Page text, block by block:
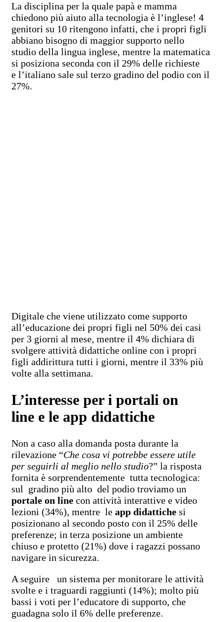
La disciplina per la quale papà e mamma
chiedono più aiuto alla tecnologia è l’inglese! 4
genitori su 10 ritengono infatti, che i propri figli
abbiano bisogno di maggior supporto nello
studio della lingua inglese, mentre la matematica
si posiziona seconda con il 29% delle richieste
e l’italiano sale sul terzo gradino del podio con il
27%.
Digitale che viene utilizzato come supporto
all’educazione dei propri figli nel 50% dei casi
per 3 giorni al mese, mentre il 4% dichiara di
svolgere attività didattiche online con i propri
figli addirittura tutti i giorni, mentre il 33% più
volte alla settimana.
L’interesse per i portali on
line e le app didattiche
Non a caso alla domanda posta durante la
rilevazione “Che cosa vi potrebbe essere utile
per seguirli al meglio nello studio?” la risposta
fornita è sorprendentemente tutta tecnologica:
sul gradino più alto del podio troviamo un
portale on line con attività interattive e video
lezioni (34%), mentre le app didattiche si
posizionano al secondo posto con il 25% delle
preferenze; in terza posizione un ambiente
chiuso e protetto (21%) dove i ragazzi possano
navigare in sicurezza.
A seguire un sistema per monitorare le attività
svolte e i traguardi raggiunti (14%); molto più
bassi i voti per l’educatore di supporto, che
guadagna solo il 6% delle preferenze.